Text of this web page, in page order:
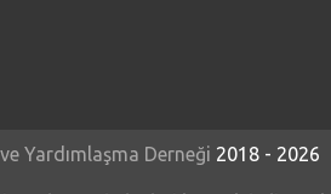
Yardımlaşma Derneği 2018 - 2026